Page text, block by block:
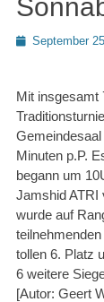
PostedSeptember
Mit insgesamt
Minuten p.P.
begann um
Jamshid ATRI
wurde auf
tollen 6. Platz
6 weitere
[Autor: Geert